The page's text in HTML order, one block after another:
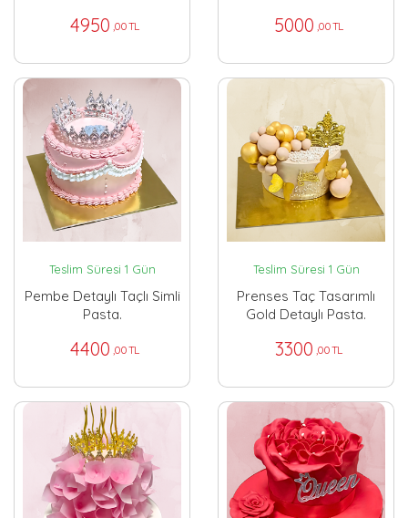
4950 ,00 TL 5000 ,00 TL
Teslim Süresi 1 Gün
Pembe Detaylı Taçlı Simli
Pasta.
4400 ,00 TL
Teslim Süresi 1 Gün
Prenses Taç Tasarımlı
Gold Detaylı Pasta.
3300 ,00 TL